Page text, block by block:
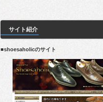
サイト紹介
■shoesaholicのサイト